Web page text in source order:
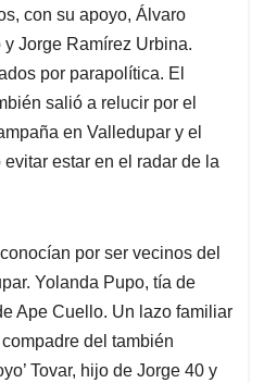
con su apoyo, Álvaro
Jorge Ramírez Urbina.
por parapolítica. El
salió a relucir por el
en Valledupar y el
estar en el radar de la
por ser vecinos del
Yolanda Pupo, tía de
Ape Cuello. Un lazo familiar
del también
Tovar, hijo de Jorge 40 y